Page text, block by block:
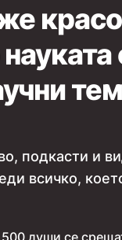
подкасти и
всичко,
души се